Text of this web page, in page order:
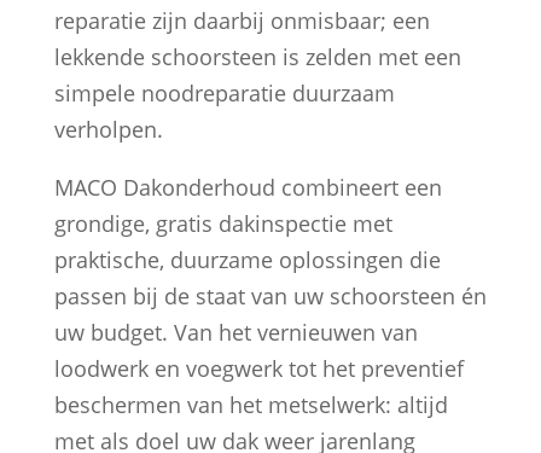
reparatie zijn daarbij onmisbaar; een
lekkende schoorsteen is zelden met een
simpele noodreparatie duurzaam
verholpen.
MACO Dakonderhoud combineert een
grondige, gratis dakinspectie met
praktische, duurzame oplossingen die
passen bij de staat van uw schoorsteen én
uw budget. Van het vernieuwen van
loodwerk en voegwerk tot het preventief
beschermen van het metselwerk: altijd
met als doel uw dak weer jarenlang